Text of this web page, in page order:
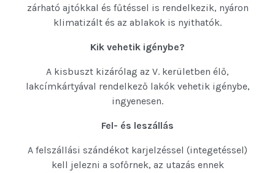
zárható ajtókkal és fűtéssel is rendelkezik, nyáron
klimatizált és az ablakok is nyithatók.
Kik vehetik igénybe?
A kisbuszt kizárólag az V. kerületben élő,
lakcímkártyával rendelkező lakók vehetik igénybe,
ingyenesen.
Fel- és leszállás
A felszállási szándékot karjelzéssel (integetéssel)
kell jelezni a sofőrnek, az utazás ennek